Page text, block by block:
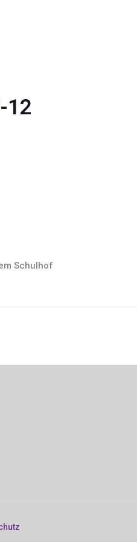
12
Schulhof